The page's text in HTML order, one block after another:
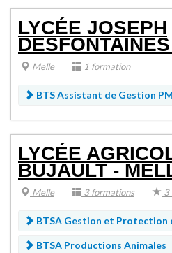
LYCÉE JOSEPH
Melle 1 formation
BTS Assistant de Gestion
LYCÉE
BUJAULT -
Melle 3 formations 3
BTSA Gestion et Protection
BTSA Productions Animales